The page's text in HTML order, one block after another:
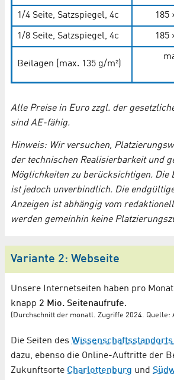
1/4 Seite, Satzspiegel, 4c 185
1/8 Seite, Satzspiegel, 4c 185
Beilagen (max. 135 g/m²)
Alle Preise in Euro zzgl. der
sind AE-fähig.
Hinweis: Wir versuchen,
der technischen Realisierbarkeit und
Möglichkeiten zu berücksichtigen. Die
ist jedoch unverbindlich. Die
Anzeigen ist abhängig vom
werden gemeinhin keine
Variante 2: Webseite
Unsere Internetseiten haben pro
knapp 2 Mio. Seitenaufrufe.
(Durchschnitt der monatl. Zugriffe 2024. Quelle:
Die Seiten des
dazu, ebenso die Online-Auftritte der
Zukunftsorte Charlottenburg und